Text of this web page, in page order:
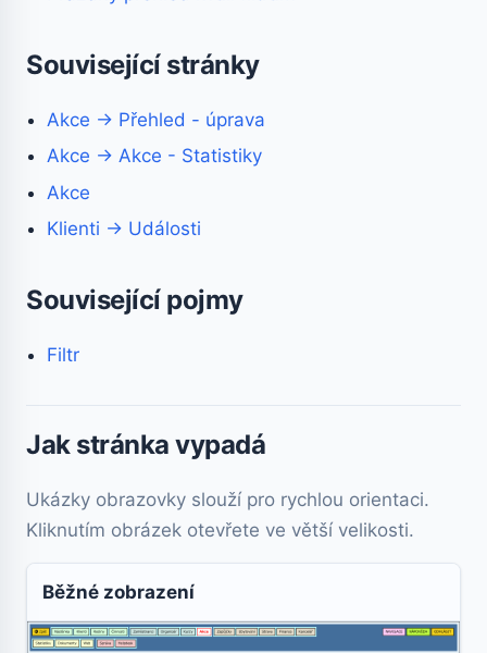
Související stránky
Akce → Přehled - úprava
Akce → Akce - Statistiky
Akce
Klienti → Události
Související pojmy
Filtr
Jak stránka vypadá
Ukázky obrazovky slouží pro rychlou orientaci.
Kliknutím obrázek otevřete ve větší velikosti.
Běžné zobrazení